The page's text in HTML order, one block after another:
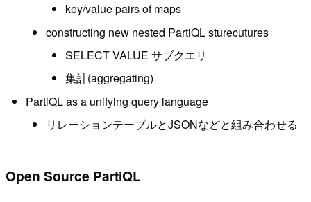
key/value pairs of maps
constructing new nested PartiQL sturecutures
SELECT VALUE サブクエリ
集計(aggregating)
PartiQL as a unifying query language
リレーションテーブルとJSONなどと組み合わせる
Open Source PartiQL